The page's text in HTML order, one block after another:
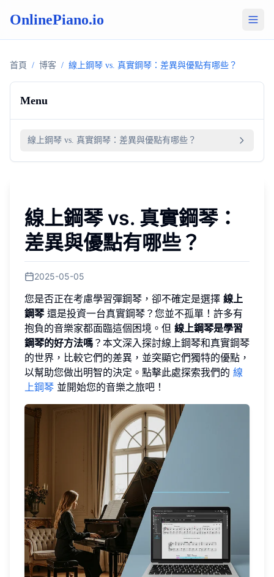
OnlinePiano.io
首頁 / 博客 / 線上鋼琴 vs. 真實鋼琴：差異與優點有哪些？
Menu
線上鋼琴 vs. 真實鋼琴：差異與優點有哪些？
線上鋼琴 vs. 真實鋼琴：
差異與優點有哪些？
2025-05-05
您是否正在考慮學習彈鋼琴，卻不確定是選擇 線上
鋼琴還是投資一台真實鋼琴？您並不孤單！許多有
抱負的音樂家都面臨這個困境。但 線上鋼琴是學習
鋼琴的好方法嗎 ？本文深入探討線上鋼琴和真實鋼琴
的世界，比較它們的差異，並突顯它們獨特的優點，
以幫助您做出明智的決定。點擊此處探索我們的 線
上鋼琴 並開始您的音樂之旅吧！